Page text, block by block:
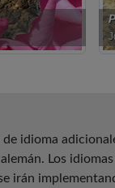
idioma
Los
irán